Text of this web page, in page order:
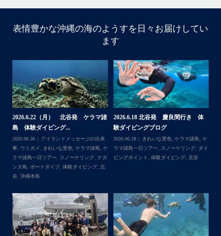
はいさい
アイランドメッセージです
最近は、連日クルーザーチャーターのご利用が続いていて
梅雨明け後のパーフェクトな海でバナナボートに船上
BBQ、シュノーケリングとお楽しみ頂いております
・
・
何ヶ月も前からやり取りさせて頂き温めていたご予約でし
たので、お天気とコンディションに恵まれて、皆さん大満
足な一日を過ごして頂けて本当によかったです
また来年も社員旅行で沖縄へいらっしゃる際は是非ご利用
くださいね！！
ありがとうございました
・
...
表情豊かな沖縄の海のようすを日々お届けしてい
ます
【台風13号によるツアー中止のお知
らせ】
2026.08.06
アイランドメッセージの出来
事, 台風
2026.8.2（火） 北谷発 ケラマ諸
島 体験ダイビング&...
2026.08.03
アイランドメッセージの出来
事,きれいな景色,ケラマ諸島, ケラマ諸島
一日ツアー ,スノーケリング,ナガンヌ島